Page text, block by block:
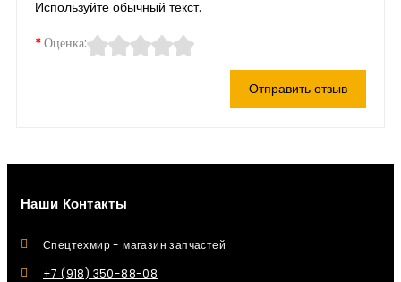
Используйте обычный текст.
Оценка:
Отправить отзыв
Наши Контакты
Спецтехмир - магазин запчастей
+7 (918) 350-88-08